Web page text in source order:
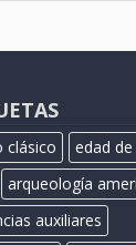
clásico
edad
arqueología
auxiliares